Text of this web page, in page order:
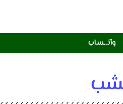
وآتــساب